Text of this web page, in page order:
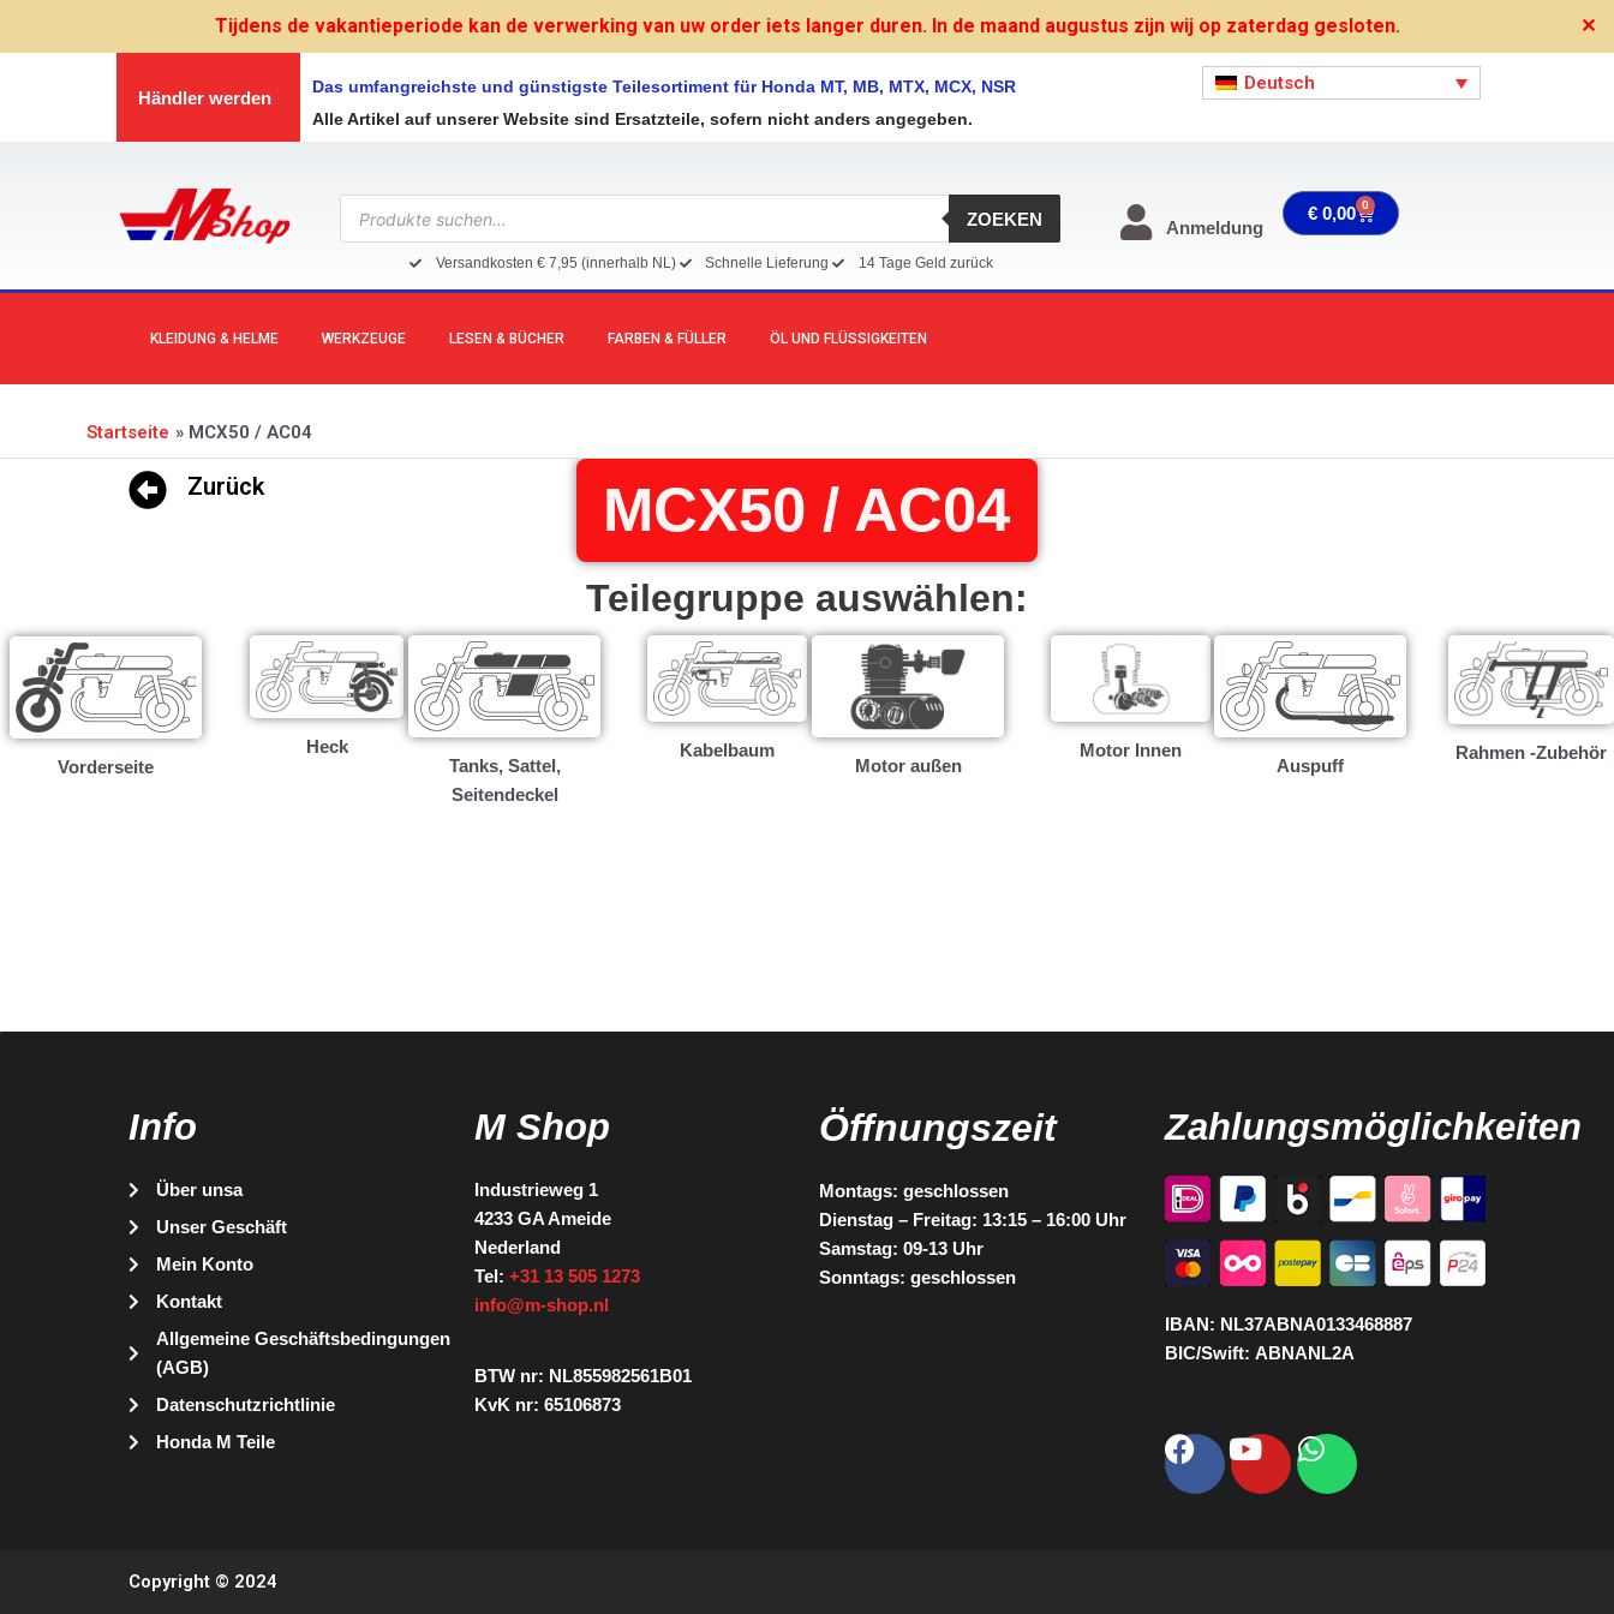
Tijdens de vakantieperiode kan de verwerking van uw order iets langer duren. In de maand augustus zijn wij op zaterdag gesloten. ✕
Händler werden
Das umfangreichste und günstigste Teilesortiment für Honda MT, MB, MTX, MCX, NSR
Alle Artikel auf unserer Website sind Ersatzteile, sofern nicht anders angegeben.
Deutsch
Products
search
ZOEKEN
Versandkosten € 7,95 (innerhalb NL) Schnelle Lieferung 14 Tage Geld zurück
Anmeldung
€ 0,00 0 Warenkorb
KLEIDUNG & HELME WERKZEUGE LESEN & BÜCHER FARBEN & FÜLLER ÖL UND FLÜSSIGKEITEN
Startseite MCX50 / AC04
Zurück MCX50 / AC04
Teilegruppe auswählen:
Vorderseite
Heck
Tanks, Sattel,
Seitendeckel
Kabelbaum
Motor außen
Motor Innen
Auspuff
Rahmen -Zubehör
Info
Über unsa
Unser Geschäft
Mein Konto
Kontakt
Allgemeine Geschäftsbedingungen
(AGB)
Datenschutzrichtlinie
Honda M Teile
M Shop
Industrieweg 1
4233 GA Ameide
Nederland
Tel: +31 13 505 1273
info@m-shop.nl
BTW nr: NL855982561B01
KvK nr: 65106873
Öffnungszeit
Montags: geschlossen
Dienstag – Freitag: 13:15 – 16:00 Uhr
Samstag: 09-13 Uhr
Sonntags: geschlossen
Zahlungsmöglichkeiten
IBAN: NL37ABNA0133468887
BIC/Swift: ABNANL2A
Facebook
YoutubeWhatsapp
Copyright © 2024